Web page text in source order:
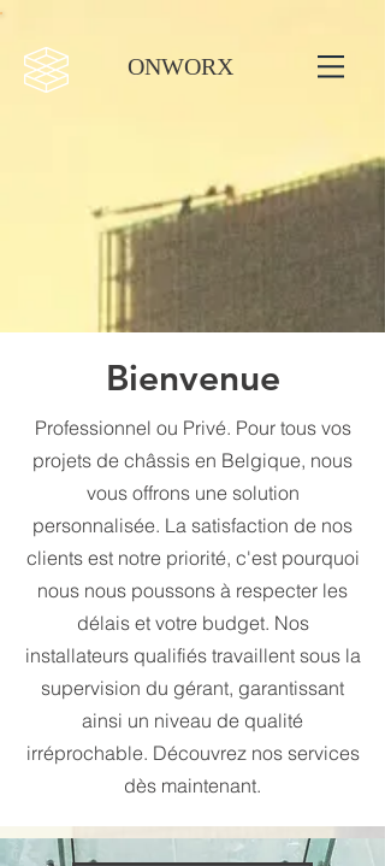
ONWORX
Bienvenue
Professionnel ou Privé. Pour tous vos
projets de châssis en Belgique, nous
vous offrons une solution
personnalisée. La satisfaction de nos
clients est notre priorité, c'est pourquoi
nous nous poussons à respecter les
délais et votre budget. Nos
installateurs qualifiés travaillent sous la
supervision du gérant, garantissant
ainsi un niveau de qualité
irréprochable. Découvrez nos services
dès maintenant.